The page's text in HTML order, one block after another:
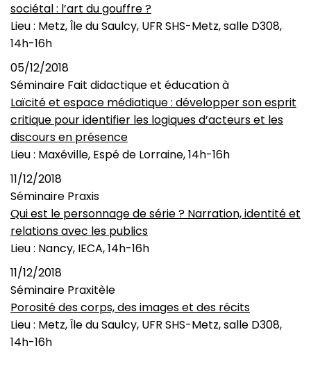
sociétal : l’art du gouffre ?
Lieu : Metz, Île du Saulcy, UFR SHS-Metz, salle D308,
14h-16h
05/12/2018
Séminaire Fait didactique et éducation à
Laïcité et espace médiatique : développer son esprit
critique pour identifier les logiques d’acteurs et les
discours en présence
Lieu : Maxéville, Espé de Lorraine, 14h-16h
11/12/2018
Séminaire Praxis
Qui est le personnage de série ? Narration, identité et
relations avec les publics
Lieu : Nancy, IECA, 14h-16h
11/12/2018
Séminaire Praxitèle
Porosité des corps, des images et des récits
Lieu : Metz, Île du Saulcy, UFR SHS-Metz, salle D308,
14h-16h